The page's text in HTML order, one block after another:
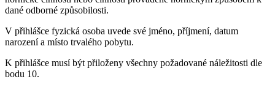
dané odborné způsobilosti.
V přihlášce fyzická osoba uvede své jméno, příjmení, datum
narození a místo trvalého pobytu.
K přihlášce musí být přiloženy všechny požadované náležitosti dle
bodu 10.